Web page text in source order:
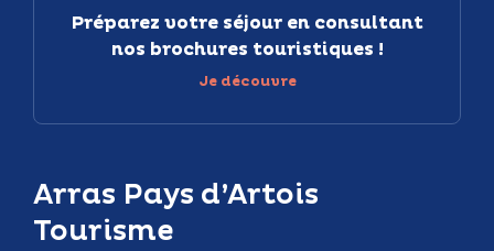
Arras Pays d’Artois
Tourisme
Préparez votre séjour en consultant
nos brochures touristiques !
Je découvre